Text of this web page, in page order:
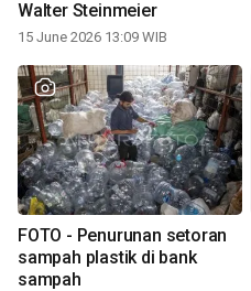
Walter Steinmeier
15 June 2026 13:09 WIB
FOTO - Penurunan setoran
sampah plastik di bank
sampah